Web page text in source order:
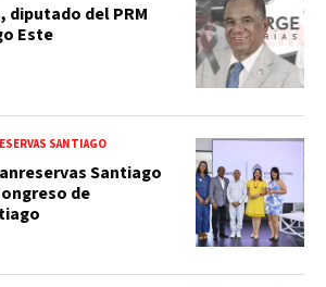
diputado del PRM
Este
SANTIAGO
Santiago
de